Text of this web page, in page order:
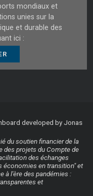
mondiaux et
unies sur la
et durable des
ici :
developed by Jonas
du soutien financier de la
des projets du Compte de
des échanges
économies en transition" et
à l'ère des pandémies :
et